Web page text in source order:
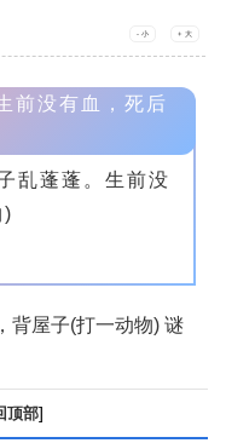
- 小 + 大
前没有血，死后
乱蓬蓬。生前没
)
背屋子(打一动物) 谜
顶部]